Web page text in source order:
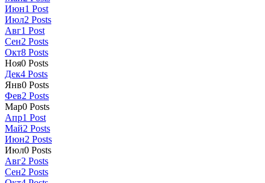
Июн1 Post
Июл2 Posts
Авг1 Post
Сен2 Posts
Окт8 Posts
Ноя0 Posts
Дек4 Posts
Янв0 Posts
Фев2 Posts
Мар0 Posts
Апр1 Post
Май2 Posts
Июн2 Posts
Июл0 Posts
Авг2 Posts
Сен2 Posts